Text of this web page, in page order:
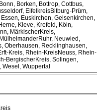
Borken, Bottrop, Cottbus,
EifelkreisBitburg-Prüm,
Euskirchen, Gelsenkirchen,
Kleve, Krefeld, Köln,
MärkischerKreis,
Neuwied,
Oberhausen, Recklinghausen,
Kreis, Rhein-KreisNeuss, Rhein-
BergischerKreis, Solingen,
Wuppertal